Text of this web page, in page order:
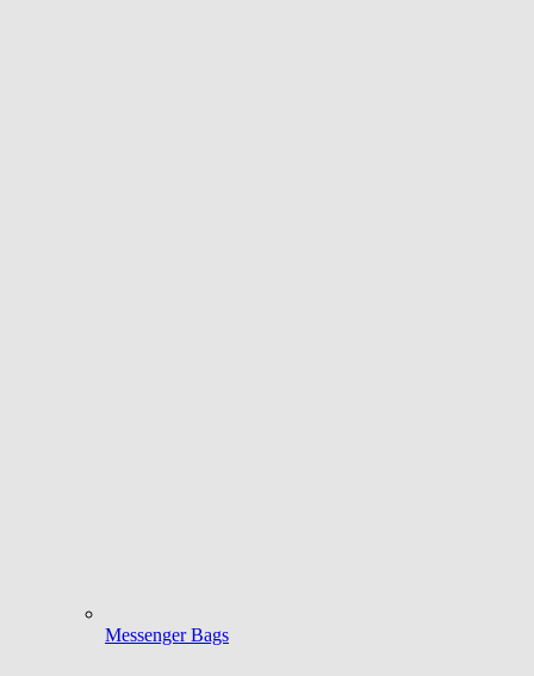
Messenger Bags